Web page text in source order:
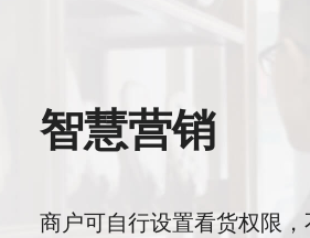
智慧营销
商户可自行设置看货权限